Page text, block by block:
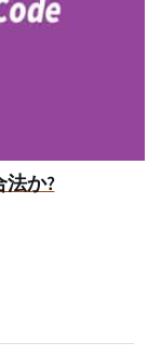
法か?